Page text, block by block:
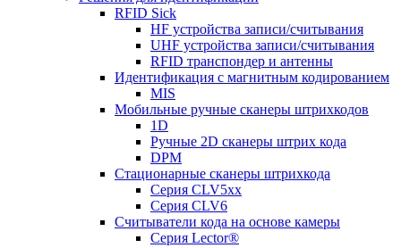
RFID Sick
HF устройства записи/считывания
UHF устройства записи/считывания
RFID транспондер и антенны
Идентификация с магнитным кодированием
MIS
Мобильные ручные сканеры штрихкодов
1D
Ручные 2D сканеры штрих кода
DPM
Стационарные сканеры штрихкода
Серия CLV5xx
Серия CLV6
Считыватели кода на основе камеры
Серия Lector®